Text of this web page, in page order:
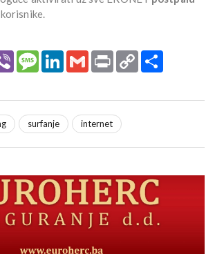
Viber MessageLinkedInGmail Print Copy
Link
surfanje internet